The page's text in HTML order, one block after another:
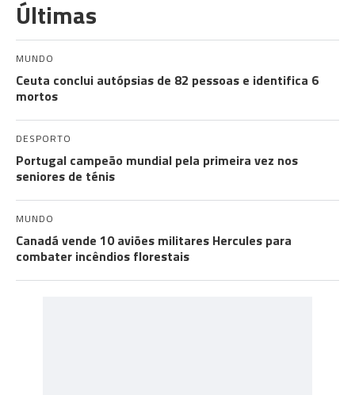
Últimas
MUNDO
Ceuta conclui autópsias de 82 pessoas e identifica 6
mortos
DESPORTO
Portugal campeão mundial pela primeira vez nos
seniores de ténis
MUNDO
Canadá vende 10 aviões militares Hercules para
combater incêndios florestais